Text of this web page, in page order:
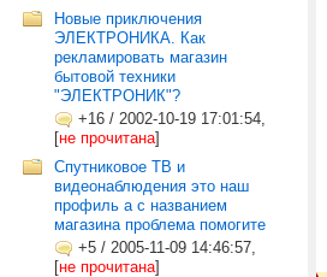
Новые приключения
ЭЛЕКТРОНИКА. Как
рекламировать магазин
бытовой техники
"ЭЛЕКТРОНИК"?
+16 / 2002-10-19 17:01:54,
[не прочитана]
Спутниковое ТВ и
видеонаблюдения это наш
профиль а с названием
магазина проблема помогите
+5 / 2005-11-09 14:46:57,
[не прочитана]